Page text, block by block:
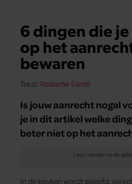
6 dingen die
op het
bewaren
Tekst: Redactie Santé
Is jouw aanrecht nogal
je in dit artikel welke
beter niet op het
In de keuken wordt geleefd: we